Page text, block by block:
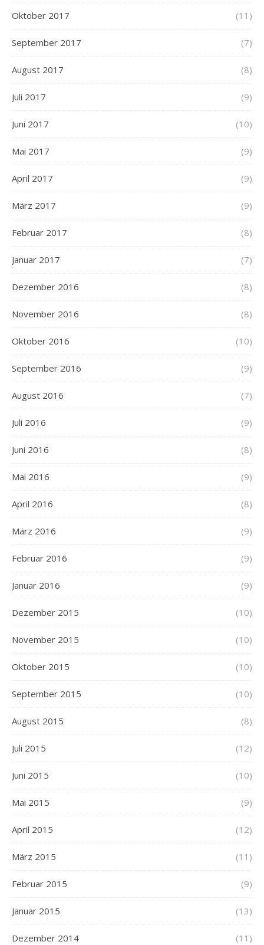
Oktober 2017 (11)
September 2017 (7)
August 2017 (8)
Juli 2017 (9)
Juni 2017 (10)
Mai 2017 (9)
April 2017 (9)
März 2017 (9)
Februar 2017 (8)
Januar 2017 (7)
Dezember 2016 (8)
November 2016 (8)
Oktober 2016 (10)
September 2016 (9)
August 2016 (7)
Juli 2016 (9)
Juni 2016 (8)
Mai 2016 (9)
April 2016 (8)
März 2016 (9)
Februar 2016 (9)
Januar 2016 (9)
Dezember 2015 (10)
November 2015 (10)
Oktober 2015 (10)
September 2015 (10)
August 2015 (8)
Juli 2015 (12)
Juni 2015 (10)
Mai 2015 (9)
April 2015 (12)
März 2015 (11)
Februar 2015 (9)
Januar 2015 (13)
Dezember 2014 (11)